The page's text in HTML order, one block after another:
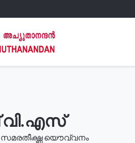
സമരതീക്ഷ്ണ യൌവ്വനം